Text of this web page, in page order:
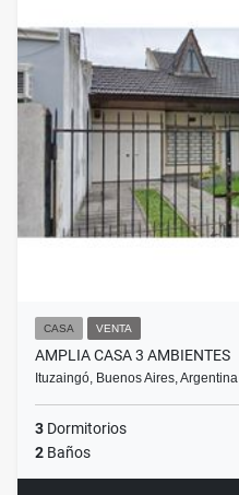
CASA VENTA
AMPLIA CASA 3 AMBIENTES
Ituzaingó, Buenos Aires, Argentina
3 Dormitorios
2 Baños